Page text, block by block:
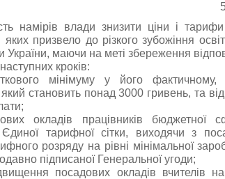
намірів влади знизити ціни і
призвело до різкого зубожіння
України, маючи на меті збереження
кроків:
мінімуму у його фактичному,
який становить понад 3000 гривень, та
окладів працівників бюджетної
тарифної сітки, виходячи з
розряду на рівні мінімальної
підписаної Генеральної угоди;
посадових окладів вчителів